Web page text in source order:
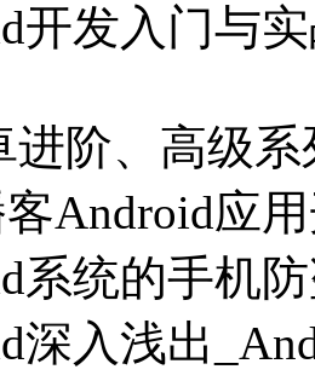
开发入门与
进阶、高级
客Android应
系统的手机
深入浅出